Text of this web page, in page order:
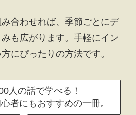
合わせれば、季節ごとにデ
も広がります。手軽にイン
にぴったりの方法です。
人の話で学べる！
者にもおすすめの一冊。